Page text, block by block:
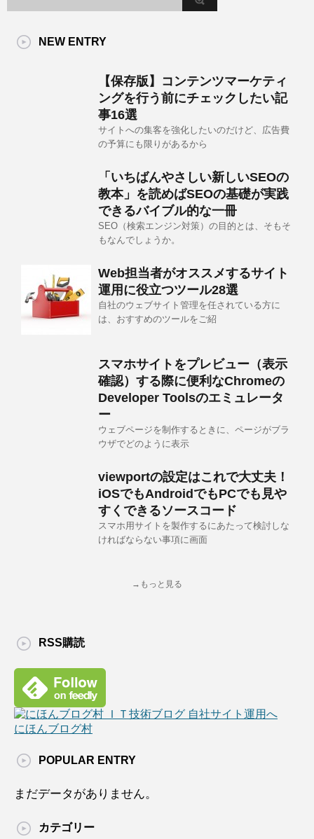
NEW ENTRY
【保存版】コンテンツマーケティ
ングを行う前にチェックしたい記
事16選
サイトへの集客を強化したいのだけど、広告費
の予算にも限りがあるから
「いちばんやさしい新しいSEOの
教本」を読めばSEOの基礎が実践
できるバイブル的な一冊
SEO（検索エンジン対策）の目的とは、そもそ
もなんでしょうか。
Web担当者がオススメするサイト
運用に役立つツール28選
自社のウェブサイト管理を任されている方に
は、おすすめのツールをご紹
スマホサイトをプレビュー（表示
確認）する際に便利なChromeの
Developer Toolsのエミュレータ
ー
ウェブページを制作するときに、ページがブラ
ウザでどのように表示
viewportの設定はこれで大丈夫！
iOSでもAndroidでもPCでも見や
すくできるソースコード
スマホ用サイトを製作するにあたって検討しな
ければならない事項に画面
→もっと見る
RSS購読
にほんブログ村
POPULAR ENTRY
まだデータがありません。
カテゴリー